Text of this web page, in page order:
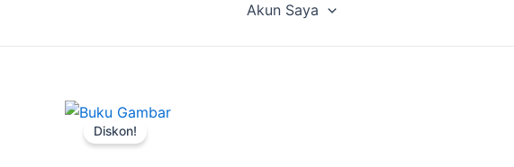
Akun Saya
Diskon!